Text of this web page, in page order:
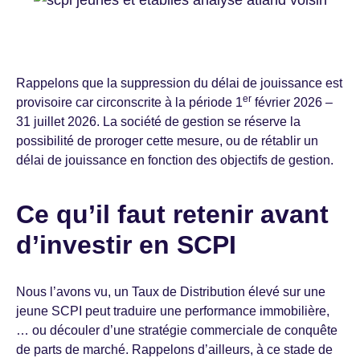
Rappelons que la suppression du délai de jouissance est
provisoire car circonscrite à la période 1er février 2026 –
31 juillet 2026. La société de gestion se réserve la
possibilité de proroger cette mesure, ou de rétablir un
délai de jouissance en fonction des objectifs de gestion.
Ce qu’il faut retenir avant
d’investir en SCPI
Nous l’avons vu, un Taux de Distribution élevé sur une
jeune SCPI peut traduire une performance immobilière,
… ou découler d’une stratégie commerciale de conquête
de parts de marché. Rappelons d’ailleurs, à ce stade de